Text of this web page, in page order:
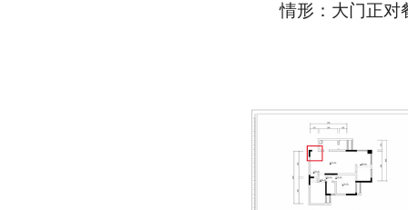
情形：大门正对